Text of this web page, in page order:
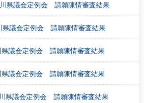
県議会定例会 請願陳情審査結果
県議会定例会 請願陳情審査結果
県議会定例会 請願陳情審査結果
県議会定例会 請願陳情審査結果
県議会定例会 請願陳情審査結果